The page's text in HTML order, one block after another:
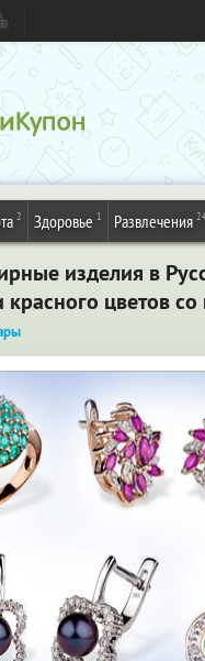
2 Здоровье 1 Развлечения
изделия в
красного цветов